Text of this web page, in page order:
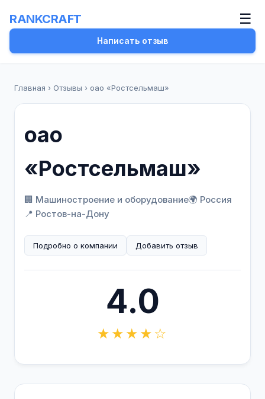
RANKCRAFT ☰
Написать отзыв
Главная › Отзывы › оао «Ростсельмаш»
оао
«Ростсельмаш»
🏢 Машиностроение и оборудование🌍 Россия
📍 Ростов-на-Дону
Подробно о компании Добавить отзыв
4.0
★★★★☆